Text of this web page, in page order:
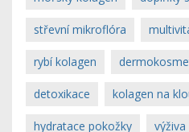
střevní mikroflóra
rybí kolagen
detoxikace kolagen na
hydratace pokožky výživa